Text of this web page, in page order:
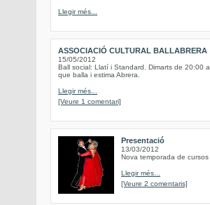
Llegir més...
ASSOCIACIÓ CULTURAL BALLABRERA
15/05/2012
Ball social: Llatí i Standard. Dimarts de 20:00
que balla i estima Abrera.
Llegir més...
[Veure 1 comentari]
Presentació
13/03/2012
Nova temporada de
Llegir més...
[Veure 2 comentaris]